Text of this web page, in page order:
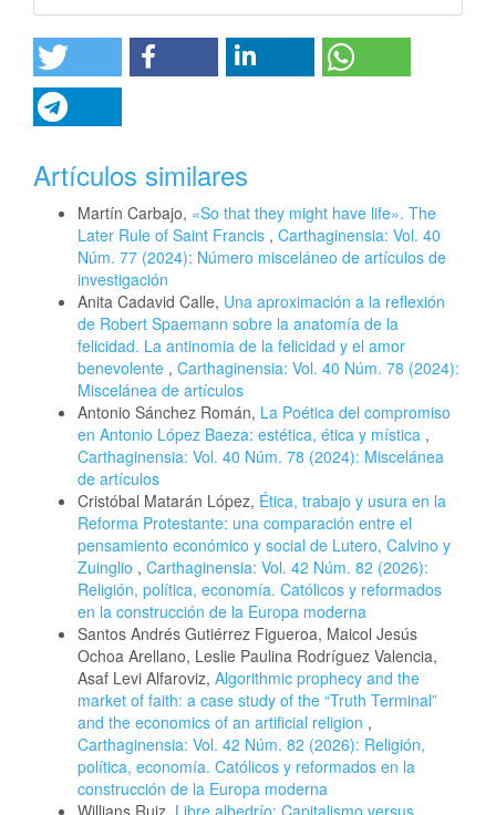
Artículos similares
Martín Carbajo, «So that they might have life». The
Later Rule of Saint Francis , Carthaginensia: Vol. 40
Núm. 77 (2024): Número misceláneo de artículos de
investigación
Anita Cadavid Calle, Una aproximación a la reflexión
de Robert Spaemann sobre la anatomía de la
felicidad. La antinomia de la felicidad y el amor
benevolente , Carthaginensia: Vol. 40 Núm. 78 (2024):
Miscelánea de artículos
Antonio Sánchez Román, La Poética del compromiso
en Antonio López Baeza: estética, ética y mística ,
Carthaginensia: Vol. 40 Núm. 78 (2024): Miscelánea
de artículos
Cristóbal Matarán López, Ética, trabajo y usura en la
Reforma Protestante: una comparación entre el
pensamiento económico y social de Lutero, Calvino y
Zuinglio , Carthaginensia: Vol. 42 Núm. 82 (2026):
Religión, política, economía. Católicos y reformados
en la construcción de la Europa moderna
Santos Andrés Gutiérrez Figueroa, Maicol Jesús
Ochoa Arellano, Leslie Paulina Rodríguez Valencia,
Asaf Levi Alfaroviz, Algorithmic prophecy and the
market of faith: a case study of the “Truth Terminal”
and the economics of an artificial religion ,
Carthaginensia: Vol. 42 Núm. 82 (2026): Religión,
política, economía. Católicos y reformados en la
construcción de la Europa moderna
Willians Ruiz, Libre albedrío: Capitalismo versus